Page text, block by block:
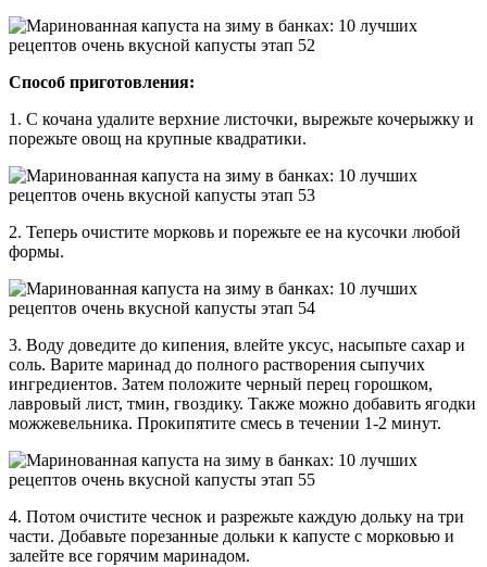
Способ приготовления:
1. С кочана удалите верхние листочки, вырежьте кочерыжку и
порежьте овощ на крупные квадратики.
2. Теперь очистите морковь и порежьте ее на кусочки любой
формы.
3. Воду доведите до кипения, влейте уксус, насыпьте сахар и
соль. Варите маринад до полного растворения сыпучих
ингредиентов. Затем положите черный перец горошком,
лавровый лист, тмин, гвоздику. Также можно добавить ягодки
можжевельника. Прокипятите смесь в течении 1-2 минут.
4. Потом очистите чеснок и разрежьте каждую дольку на три
части. Добавьте порезанные дольки к капусте с морковью и
залейте все горячим маринадом.